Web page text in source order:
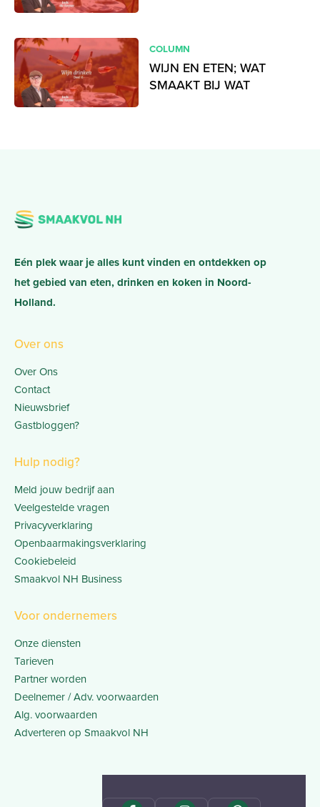
COLUMN
WIJN EN ETEN; WAT
SMAAKT BIJ WAT
Eén plek waar je alles kunt vinden en ontdekken op
het gebied van eten, drinken en koken in Noord-
Holland.
Over ons
Over Ons
Contact
Nieuwsbrief
Gastbloggen?
Hulp nodig?
Meld jouw bedrijf aan
Veelgestelde vragen
Privacyverklaring
Openbaarmakingsverklaring
Cookiebeleid
Smaakvol NH Business
Voor ondernemers
Onze diensten
Tarieven
Partner worden
Deelnemer / Adv. voorwaarden
Alg. voorwaarden
Adverteren op Smaakvol NH